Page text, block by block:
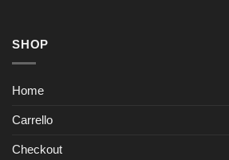
SHOP
Home
Carrello
Checkout